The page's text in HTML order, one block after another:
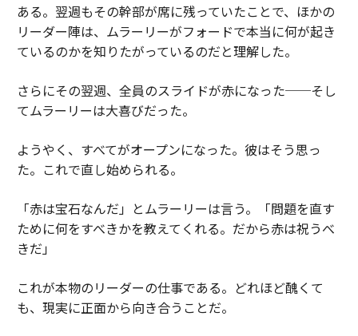
ある。翌週もその幹部が席に残っていたことで、ほかの
リーダー陣は、ムラーリーがフォードで本当に何が起き
ているのかを知りたがっているのだと理解した。
さらにその翌週、全員のスライドが赤になった──そし
てムラーリーは大喜びだった。
ようやく、すべてがオープンになった。彼はそう思っ
た。 これで直し始められる。
「赤は宝石なんだ」とムラーリーは言う。「問題を直す
ために何をすべきかを教えてくれる。だから赤は祝うべ
きだ」
これが本物のリーダーの仕事である。どれほど醜くて
も、現実に正面から向き合うことだ。